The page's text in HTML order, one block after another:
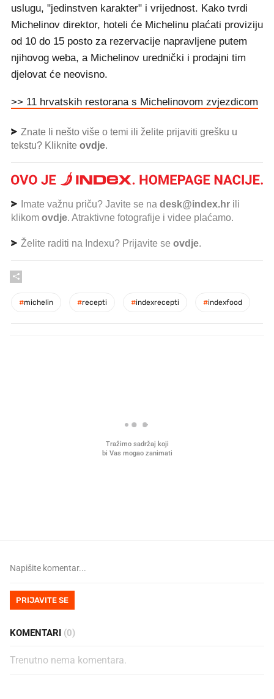
uslugu, "jedinstven karakter" i vrijednost. Kako tvrdi
Michelinov direktor, hoteli će Michelinu plaćati proviziju
od 10 do 15 posto za rezervacije napravljene putem
njihovog weba, a Michelinov urednički i prodajni tim
djelovat će neovisno.
>> 11 hrvatskih restorana s Michelinovom zvjezdicom
Znate li nešto više o temi ili želite prijaviti grešku u
tekstu? Kliknite ovdje.
Imate važnu priču? Javite se na desk@index.hr ili
klikom ovdje. Atraktivne fotografije i videe plaćamo.
Želite raditi na Indexu? Prijavite se ovdje.
#michelin #recepti #indexrecepti #indexfood
PRIJAVITE SE
KOMENTARI (0)
Trenutno nema komentara.